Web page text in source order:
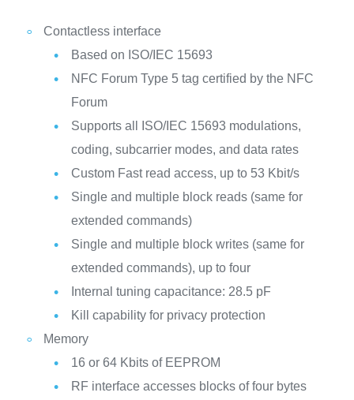
Contactless interface
Based on ISO/IEC 15693
NFC Forum Type 5 tag certified by the NFC
Forum
Supports all ISO/IEC 15693 modulations,
coding, subcarrier modes, and data rates
Custom Fast read access, up to 53 Kbit/s
Single and multiple block reads (same for
extended commands)
Single and multiple block writes (same for
extended commands), up to four
Internal tuning capacitance: 28.5 pF
Kill capability for privacy protection
Memory
16 or 64 Kbits of EEPROM
RF interface accesses blocks of four bytes